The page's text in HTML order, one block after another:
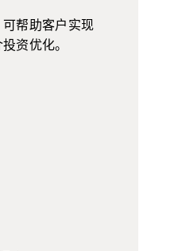
帮助客户实现
资优化。